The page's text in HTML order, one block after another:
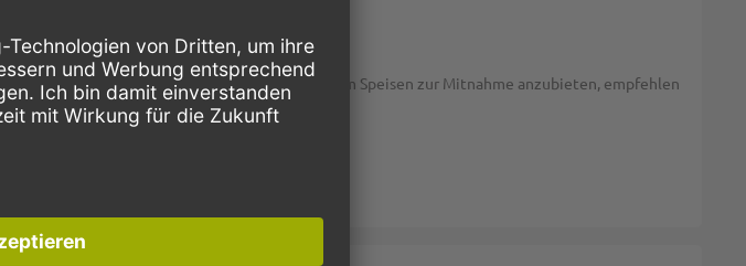
Bedürfnisse Ihres Geschäfts wählen.
umweltfreundlichen Look vervollständigen. Um Speisen zur Mitnahme anzubieten, empfehlen